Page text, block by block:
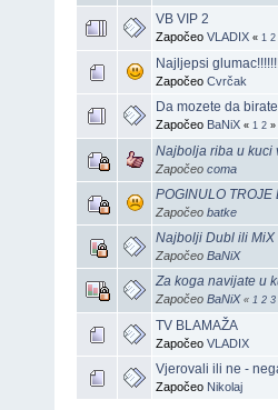
VB VIP 2
Započeo VLADIX « 1 2
Najljepsi
Započeo Cvrčak
Da mozete da
Započeo BaNiX « 1 2 »
Najbolja riba u kuci
Započeo coma
POGINULO
Započeo batke
Najbolji Dubl ili MiX
Započeo BaNiX
Za koga navijate u
Započeo BaNiX « 1 2 3
TV BLAMAŽA
Započeo VLADIX
Vjerovali ili ne -
Započeo Nikolaj